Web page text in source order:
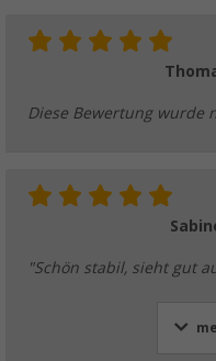
Diese Bewertung wurde
"Schön stabil, sieht gut